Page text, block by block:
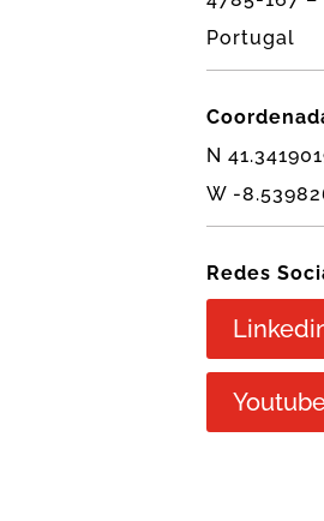
Portugal
N
W -
Redes